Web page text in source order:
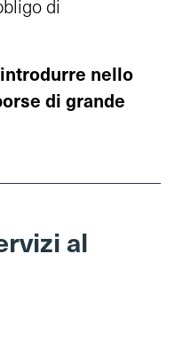
di
nello
di grande
al